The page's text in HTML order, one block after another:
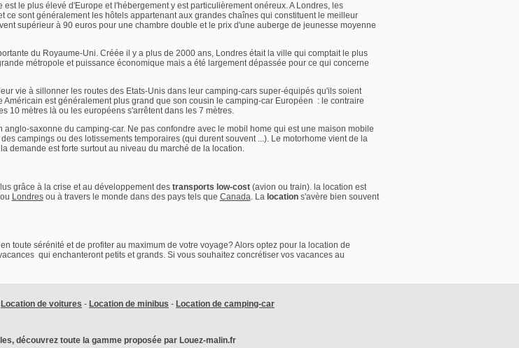
est le plus élevé d'Europe et l'hébergement y est particulièrement onéreux. A Londres, les
sont généralement les hôtels appartenant aux grandes chaînes qui constituent le meilleur
supérieur à 90 euros pour une chambre double et le prix d'une auberge de jeunesse moyenne
du Royaume-Uni. Créée il y a plus de 2000 ans, Londres était la ville qui comptait le plus
métropole et puissance économique mais a été largement dépassée pour ce qui concerne
vie à sillonner les routes des Etats-Unis dans leur camping-cars super-équipés qu'ils soient
est généralement plus grand que son cousin le camping-car Européen : le contraire
10 mètres là ou les européens s'arrêtent dans les 7 mètres.
saxonne du camping-car. Ne pas confondre avec le mobil home qui est une maison mobile
campings ou des lotissements temporaires (qui durent souvent ...). Le motorhome vient de la
demande est forte surtout au niveau du marché de la location.
grâce à la crise et au développement des transports low-cost (avion ou train). la location est
Londresou à travers le monde dans des pays tels que Canada. Lalocations'avère bien souvent
toute sérénité et de profiter au maximum de votre voyage? Alors optez pour la location de
qui enchanteront petits et grands. Si vous souhaitez concrétiser vos vacances au
Location de voitures - Location de minibus - Location de camping-car
découvrez toute la gamme proposée par Louez-malin.fr